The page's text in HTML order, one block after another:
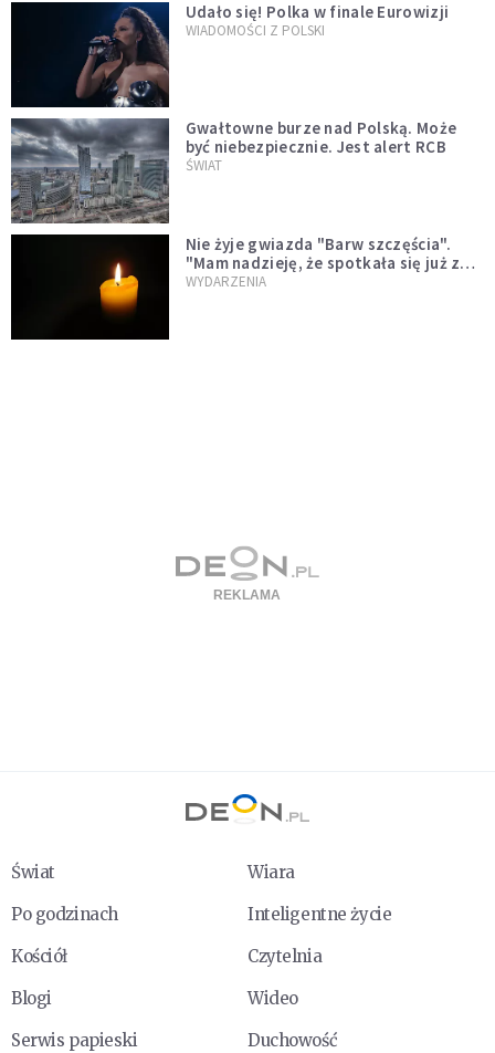
Udało się! Polka w finale Eurowizji
WIADOMOŚCI Z POLSKI
Gwałtowne burze nad Polską. Może
być niebezpiecznie. Jest alert RCB
ŚWIAT
Nie żyje gwiazda "Barw szczęścia".
"Mam nadzieję, że spotkała się już z
Bogiem, którego tak bardzo kochała"
WYDARZENIA
Świat
Wiara
Po godzinach
Inteligentne życie
Kościół
Czytelnia
Blogi
Wideo
Serwis papieski
Duchowość